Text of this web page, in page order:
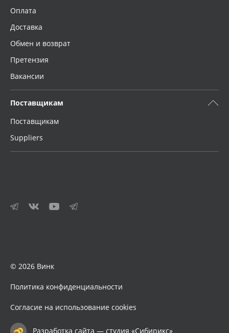
Оплата
Доставка
Обмен и возврат
Претензия
Вакансии
Поставщикам
Поставщикам
Suppliers
© 2026 Винк
Политика конфиденциальности
Согласие на использование cookies
Разработка сайта — студия «Сибирикс»